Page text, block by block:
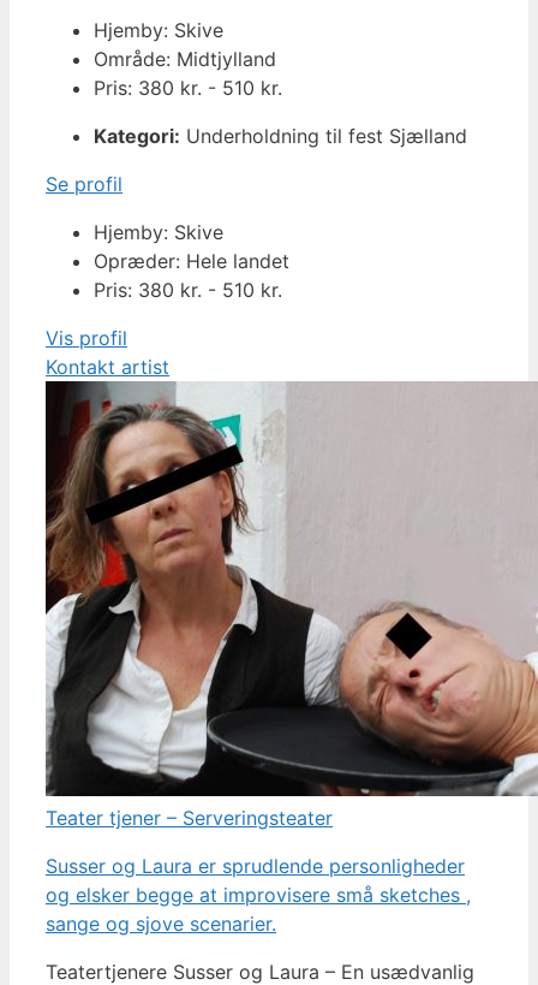
Hjemby: Skive
Område: Midtjylland
Pris: 380 kr. - 510 kr.
Kategori: Underholdning til fest Sjælland
Se profil
Hjemby: Skive
Opræder: Hele landet
Pris: 380 kr. - 510 kr.
Vis profil
Kontakt artist
Teater tjener – Serveringsteater
Susser og Laura er sprudlende personligheder
og elsker begge at improvisere små sketches ,
sange og sjove scenarier.
Teatertjenere Susser og Laura – En usædvanlig